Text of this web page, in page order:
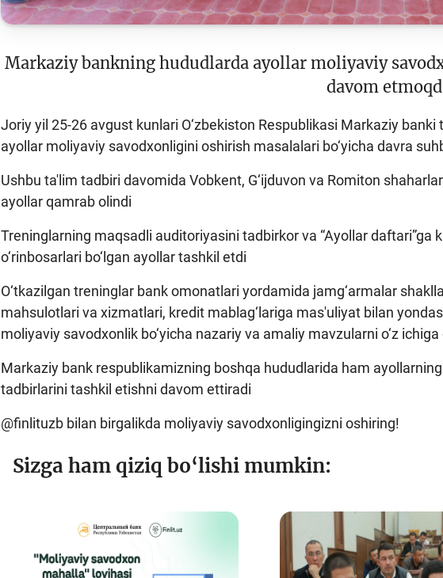
Markaziy bankning hududlarda ayollar moliyaviy
davom
Joriy yil 25-26 avgust kunlari O‘zbekiston Respublikasi Markaziy
ayollar moliyaviy savodxonligini oshirish masalalari bo‘yicha davra
Ushbu ta'lim tadbiri davomida Vobkent, G‘ijduvon va Romiton
ayollar qamrab olindi
Treninglarning maqsadli auditoriyasini tadbirkor va “Ayollar daftari”ga
o‘rinbosarlari bo‘lgan ayollar tashkil etdi
O‘tkazilgan treninglar bank omonatlari yordamida jamg‘armalar
mahsulotlari va xizmatlari, kredit mablag‘lariga mas'uliyat bilan
moliyaviy savodxonlik bo‘yicha nazariy va amaliy mavzularni o‘z ichiga
Markaziy bank respublikamizning boshqa hududlarida ham
tadbirlarini tashkil etishni davom ettiradi
@finlituzb bilan birgalikda moliyaviy savodxonligingizni oshiring!
Sizga ham qiziq bo‘lishi mumkin: